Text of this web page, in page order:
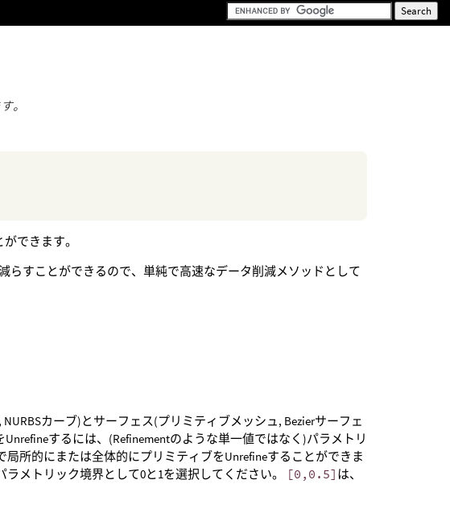
。
できます。
らすことができるので、単純で高速なデータ削減メソッドとして
カーブ)とサーフェス(プリミティブメッシュ, Bezierサーフェ
するには、(Refinementのような単一値ではなく)パラメトリ
所的にまたは全体的にプリミティブをUnrefineすることができま
メトリック境界として0と1を選択してください。
[0,0.5] は、